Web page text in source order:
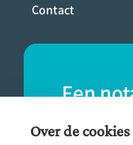
Contact
Een
Vind
Over de